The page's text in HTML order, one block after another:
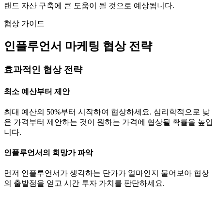
랜드 자산 구축에 큰 도움이 될 것으로 예상됩니다.
협상 가이드
인플루언서 마케팅 협상 전략
효과적인 협상 전략
최소 예산부터 제안
최대 예산의 50%부터 시작하여 협상하세요. 심리학적으로 낮
은 가격부터 제안하는 것이 원하는 가격에 협상될 확률을 높입
니다.
인플루언서의 희망가 파악
먼저 인플루언서가 생각하는 단가가 얼마인지 물어보아 협상
의 출발점을 얻고 시간 투자 가치를 판단하세요.